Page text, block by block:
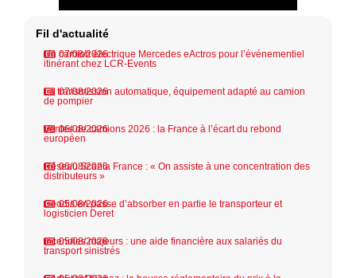
Fil d'actualité
07/08/2026
Un camion électrique Mercedes eActros pour l’événementiel
itinérant chez LCR-Events
07/08/2026
La transmission automatique, équipement adapté au camion
de pompier
06/08/2026
Ventes de camions 2026 : la France à l’écart du rebond
européen
06/08/2026
Réseau Scania France : « On assiste à une concentration des
distributeurs »
05/08/2026
Geodis en passe d’absorber en partie le transporteur et
logisticien Deret
05/08/2026
Incendies majeurs : une aide financière aux salariés du
transport sinistrés